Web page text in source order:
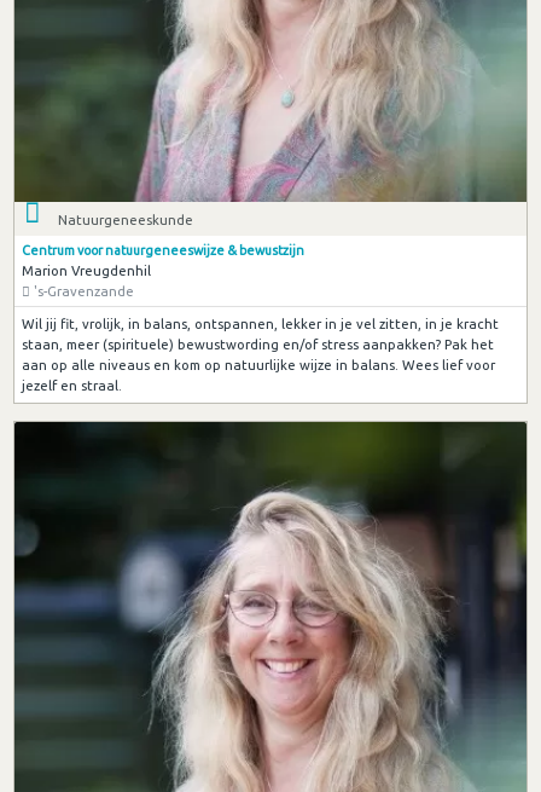
Natuurgeneeskunde
Centrum voor natuurgeneeswijze & bewustzijn
Marion Vreugdenhil
's-Gravenzande
Wil jij fit, vrolijk, in balans, ontspannen, lekker in je vel zitten, in je kracht
staan, meer (spirituele) bewustwording en/of stress aanpakken? Pak het
aan op alle niveaus en kom op natuurlijke wijze in balans. Wees lief voor
jezelf en straal.